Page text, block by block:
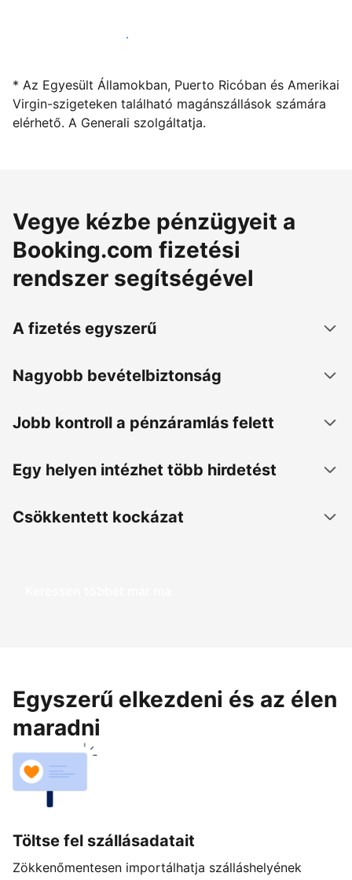
Kínáljon szállást a segítségünkkel
* Az Egyesült Államokban, Puerto Ricóban és Amerikai
Virgin-szigeteken található magánszállások számára
elérhető. A Generali szolgáltatja.
Vegye kézbe pénzügyeit a
Booking.com fizetési
rendszer segítségével
A fizetés egyszerű
Nagyobb bevételbiztonság
Jobb kontroll a pénzáramlás felett
Egy helyen intézhet több hirdetést
Csökkentett kockázat
Keressen többet már ma
Egyszerű elkezdeni és az élen
maradni
Töltse fel szállásadatait
Zökkenőmentesen importálhatja szálláshelyének